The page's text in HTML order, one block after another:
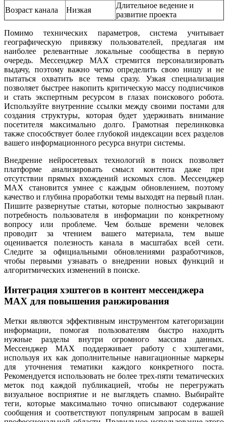
Возраст канала
Низкая
Длительное ведение и
развитие проекта
Помимо технических параметров, система учитывает
географическую привязку пользователей, предлагая им
наиболее релевантные локальные сообщества в первую
очередь. Мессенджер MAX стремится персонализировать
выдачу, поэтому важно четко определить свою нишу и не
пытаться охватить все темы сразу. Узкая специализация
позволяет быстрее накопить критическую массу подписчиков
и стать экспертным ресурсом в глазах поискового робота.
Используйте внутренние ссылки между своими постами для
создания структуры, которая будет удерживать внимание
посетителя максимально долго. Грамотная перелинковка
также способствует более глубокой индексации всех разделов
вашего информационного ресурса внутри системы.
Внедрение нейросетевых технологий в поиск позволяет
платформе анализировать смысл контента даже при
отсутствии прямых вхождений искомых слов. Мессенджер
MAX становится умнее с каждым обновлением, поэтому
качество и глубина проработки темы выходят на первый план.
Пишите развернутые статьи, которые полностью закрывают
потребность пользователя в информации по конкретному
вопросу или проблеме. Чем больше времени человек
проводит за чтением вашего материала, тем выше
оценивается полезность канала в масштабах всей сети.
Следите за официальными обновлениями разработчиков,
чтобы первыми узнавать о внедрении новых функций и
алгоритмических изменений в поиске.
Интеграция хэштегов в контент мессенджера
MAX для повышения ранжирования
Метки являются эффективным инструментом категоризации
информации, помогая пользователям быстро находить
нужные разделы внутри огромного массива данных.
Мессенджер MAX поддерживает работу с хэштегами,
используя их как дополнительные навигационные маркеры
для уточнения тематики каждого конкретного поста.
Рекомендуется использовать не более трех-пяти тематических
меток под каждой публикацией, чтобы не перегружать
визуальное восприятие и не выглядеть спамно. Выбирайте
теги, которые максимально точно описывают содержание
сообщения и соответствуют популярным запросам в вашей